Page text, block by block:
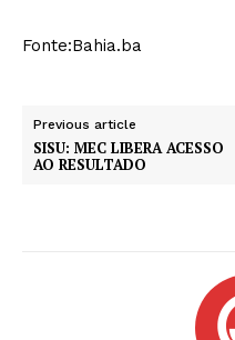
Fonte:Bahia.ba
Previous article
SISU: MEC LIBERA ACESSO
AO RESULTADO